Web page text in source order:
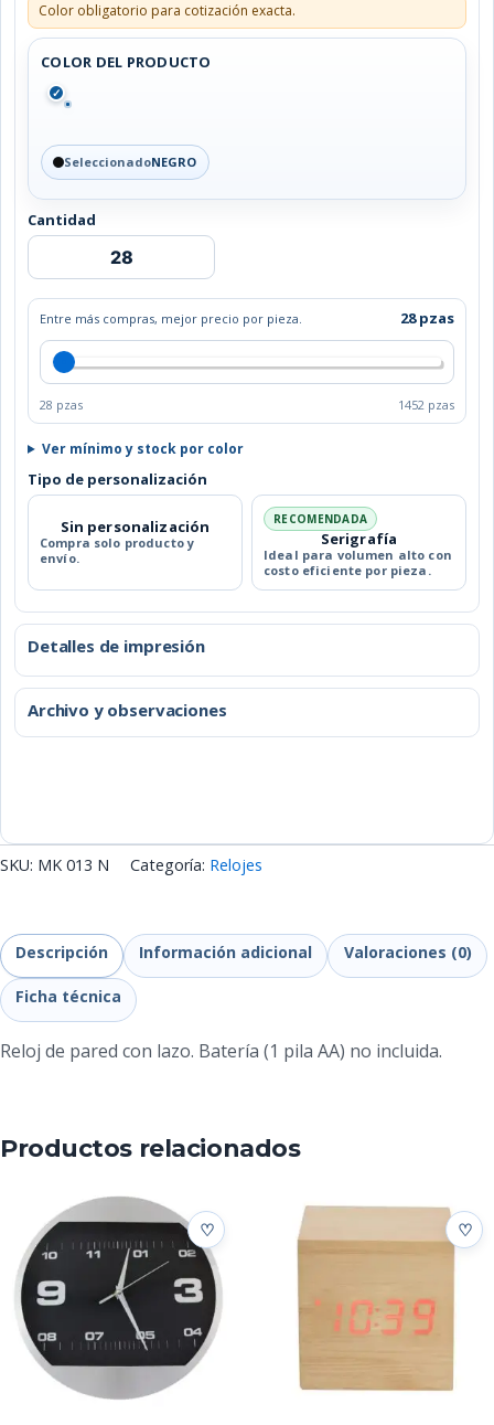
Color obligatorio para cotización exacta.
COLOR DEL PRODUCTO
✓
SeleccionadoNEGRO
Cantidad
RELOJ
Entre más compras, mejor precio por pieza. 28 pzas
28 pzas 1452 pzas
Ver mínimo y stock por color
Tipo de personalización
Sin personalización
Compra solo producto y
envío.
RECOMENDADA
Serigrafía
Ideal para volumen alto con
costo eficiente por pieza.
Detalles de impresión
Archivo y observaciones
SKU: MK 013 N Categoría: Relojes
Descripción Información adicional Valoraciones (0)
Ficha técnica
Reloj de pared con lazo. Batería (1 pila AA) no incluida.
Productos relacionados